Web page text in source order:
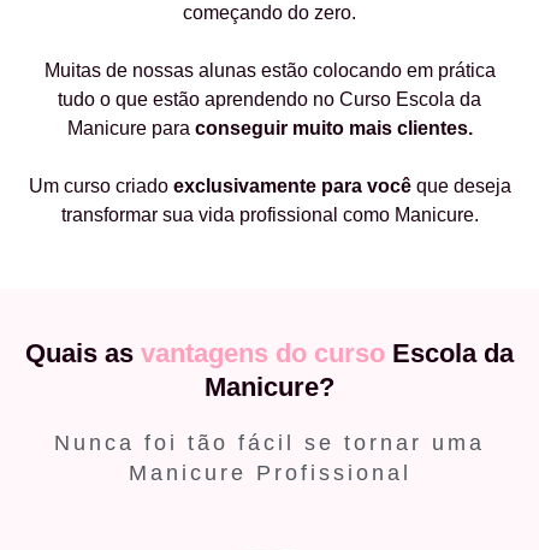
começando do zero.
Muitas de nossas alunas estão colocando em prática
tudo o que estão aprendendo no Curso Escola da
Manicure para conseguir muito mais clientes.
Um curso criado exclusivamente para vocêque deseja
transformar sua vida profissional como Manicure.
Quais as vantagens do curso Escola da
Manicure?
Nunca foi tão fácil se tornar uma
Manicure Profissional